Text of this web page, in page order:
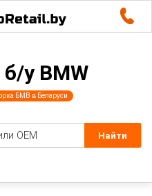
у BMW
БМВ в Беларуси